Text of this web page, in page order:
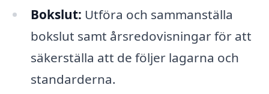
Bokslut: Utföra och sammanställa
bokslut samt årsredovisningar för att
säkerställa att de följer lagarna och
standarderna.